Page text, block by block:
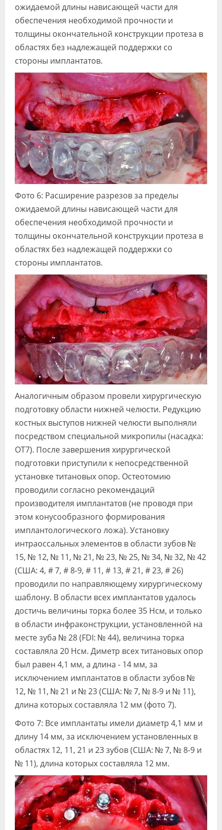
ожидаемой длины нависающей части для
обеспечения необходимой прочности и
толщины окончательной конструкции протеза в
областях без надлежащей поддержки со
стороны имплантатов.
Фото 6: Расширение разрезов за пределы
ожидаемой длины нависающей части для
обеспечения необходимой прочности и
толщины окончательной конструкции протеза в
областях без надлежащей поддержки со
стороны имплантатов.
Аналогичным образом провели хирургическую
подготовку области нижней челюсти. Редукцию
костных выступов нижней челюсти выполняли
посредством специальной микропилы (насадка:
OT7). После завершения хирургической
подготовки приступили к непосредственной
установке титановых опор. Остеотомию
проводили согласно рекомендаций
производителя имплантатов (не проводя при
этом конусообразного формирования
имплантологического ложа). Установку
интраоссальных элементов в области зубов №
15, № 12, № 11, № 21, № 23, № 25, № 34, № 32, № 42
(США: 4, # 7, # 8-9, # 11, # 13, # 21, # 23, # 26)
проводили по направляющему хирургическому
шаблону. В области всех имплантатов удалось
достичь величины торка более 35 Нсм, и только
в области инфраконструкции, установленной на
месте зуба № 28 (FDI: № 44), величина торка
составляла 20 Нсм. Диметр всех титановых опор
был равен 4,1 мм, а длина - 14 мм, за
исключением имплантатов в области зубов №
12, № 11, № 21 и № 23 (США: № 7, № 8-9 и № 11),
длина которых составляла 12 мм (фото 7).
Фото 7: Все имплантаты имели диаметр 4,1 мм и
длину 14 мм, за исключением установленных в
областях 12, 11, 21 и 23 зубов (США: № 7, № 8-9 и
№ 11), длина которых составляла 12 мм.